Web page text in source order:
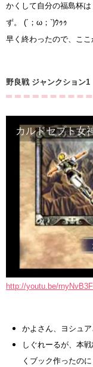
かくして自分の福島杯
ず。 (´；ω；`)ｳｩｩ
早く終わったので、ここ
野良戦 ジャンクション1
http://youtu.be/
かよさん、ヨシュ
しぐれーるが、本
くブック作ったの